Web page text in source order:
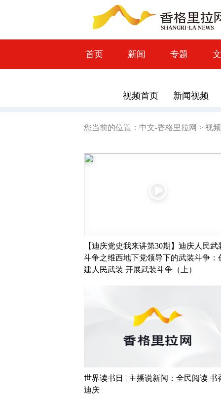
首页 新闻 专题
视频首页 新闻视频
您当前的位置： 中文-香格里拉网 > 视频
【迪庆党史我来讲第30期】迪庆人民武
斗争之维西地下党领导下的武装斗争：
建人民武装 开展武装斗争（上）
世界读书日 | 主播说新闻：全民阅读 书
迪庆